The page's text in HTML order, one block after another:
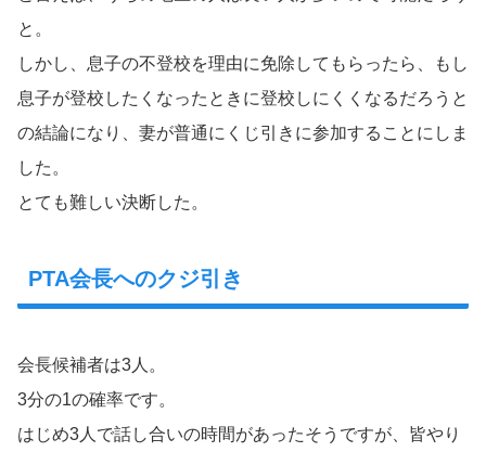
と。
しかし、息子の不登校を理由に免除してもらったら、もし
息子が登校したくなったときに登校しにくくなるだろうと
の結論になり、妻が普通にくじ引きに参加することにしま
した。
とても難しい決断した。
PTA会長へのクジ引き
会長候補者は3人。
3分の1の確率です。
はじめ3人で話し合いの時間があったそうですが、皆やり